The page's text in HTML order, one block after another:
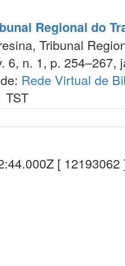
Regional do
Tribunal
6, n. 1, p. 254–267,
Rede Virtual de
TST
[ 12193062